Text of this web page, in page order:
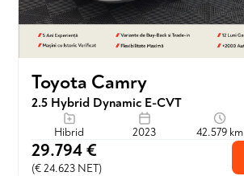
Toyota Camry
2.5 Hybrid Dynamic E-CVT
Hibrid 2023 42.579 km
29.794 €
(€ 24.623 NET)